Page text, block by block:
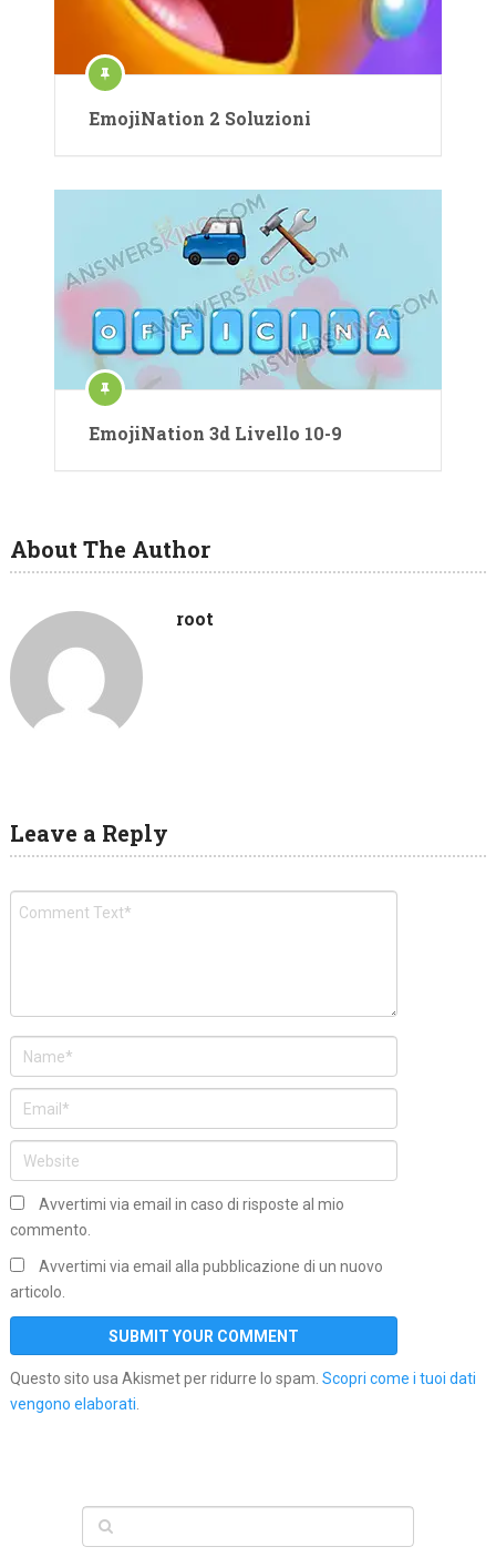
EmojiNation 2 Soluzioni
EmojiNation 3d Livello 10-9
About The Author
root
Leave a Reply
Avvertimi via email in caso di risposte al mio
commento.
Avvertimi via email alla pubblicazione di un nuovo
articolo.
Questo sito usa Akismet per ridurre lo spam. Scopri come i tuoi dati
vengono elaborati.